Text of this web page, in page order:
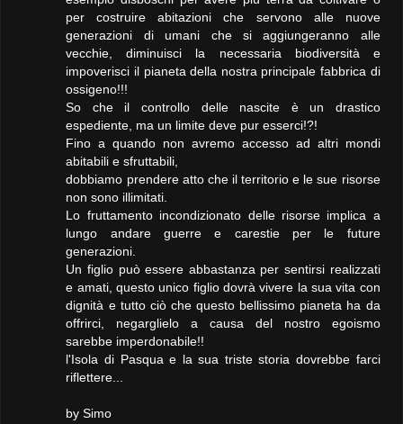
per costruire abitazioni che servono alle nuove
generazioni di umani che si aggiungeranno alle
vecchie, diminuisci la necessaria biodiversità e
impoverisci il pianeta della nostra principale fabbrica di
ossigeno!!!
So che il controllo delle nascite è un drastico
espediente, ma un limite deve pur esserci!?!
Fino a quando non avremo accesso ad altri mondi
abitabili e sfruttabili,
dobbiamo prendere atto che il territorio e le sue risorse
non sono illimitati.
Lo fruttamento incondizionato delle risorse implica a
lungo andare guerre e carestie per le future
generazioni.
Un figlio può essere abbastanza per sentirsi realizzati
e amati, questo unico figlio dovrà vivere la sua vita con
dignità e tutto ciò che questo bellissimo pianeta ha da
offrirci, negarglielo a causa del nostro egoismo
sarebbe imperdonabile!!
l'Isola di Pasqua e la sua triste storia dovrebbe farci
riflettere...
by Simo